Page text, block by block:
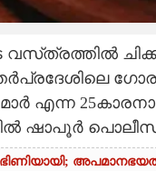
വസ്‌ത്രത്തിൽ
എന്ന
ഷാപൂർ